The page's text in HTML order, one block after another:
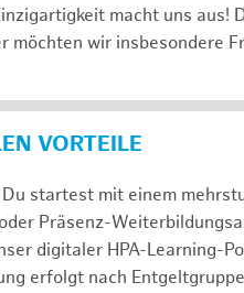
macht uns aus!
wir insbesondere
VORTEILE
Du startest mit einem
Präsenz-
digitaler HPA-Learning-
erfolgt nach